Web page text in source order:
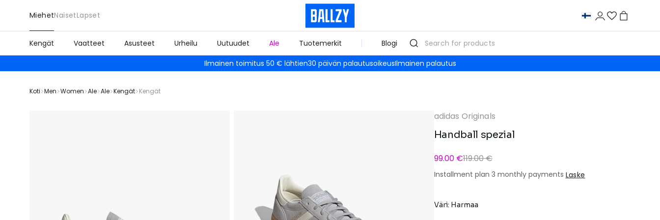
MiehetNaisetLapset
Kengät Vaatteet Asusteet Urheilu Uutuudet Ale Tuotemerkit Blogi
Ilmainen toimitus 50 € lähtien30 päivän palautusoikeusIlmainen palautus
Koti Men Women Ale Ale Kengät Kengät
adidas Originals
Handball spezial
99.00 €119.00 €
Installment plan 3 monthly payments Laske
Väri: Harmaa